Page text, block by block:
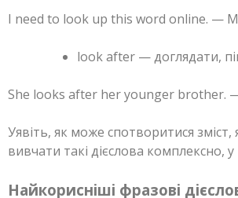
I need to look up this word online. —
look after — доглядати,
She looks after her younger brother.
Уявіть, як може спотворитися
вивчати такі дієслова
Найкорисніші фразові